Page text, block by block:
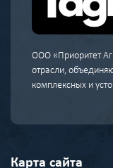
ООО «Приоритет
отрасли,
комплексных и
Карта сайта